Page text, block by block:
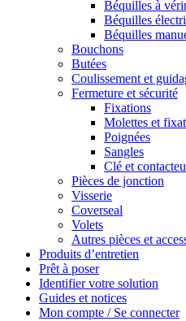
Béquilles à
Béquilles
Béquilles
Bouchons
Butées
Coulissement et
Fermeture et sécurité
Fixations
Molettes et
Poignées
Sangles
Clé et
Pièces de jonction
Visserie
Coverseal
Volets
Autres pièces et
Produits d’entretien
Prêt à poser
Identifier votre solution
Guides et notices
Mon compte / Se connecter